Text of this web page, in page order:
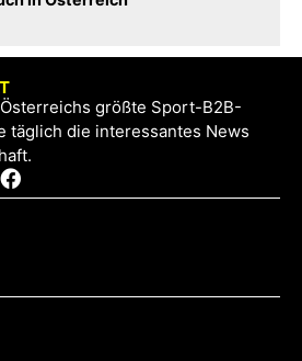
größte Sport-B2B-
täglich die interessantes News